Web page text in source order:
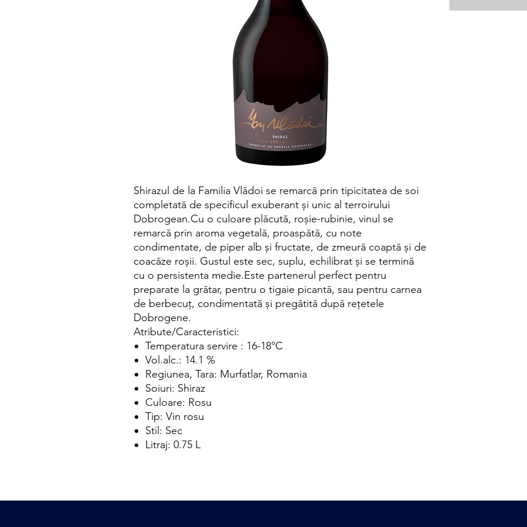
Shirazul de la Familia Vlădoi se remarcă prin tipicitatea de soi
completată de specificul exuberant și unic al terroirului
Dobrogean.Cu o culoare plăcută, roșie-rubinie, vinul se
remarcă prin aroma vegetală, proaspătă, cu note
condimentate, de piper alb și fructate, de zmeură coaptă și de
coacăze roșii. Gustul este sec, suplu, echilibrat și se termină
cu o persistenta medie.Este partenerul perfect pentru
preparate la grătar, pentru o tigaie picantă, sau pentru carnea
de berbecuț, condimentată și pregătită după rețetele
Dobrogene.
Atribute/Caracteristici:
Temperatura servire : 16-18°C
Vol.alc.: 14.1 %
Regiunea, Tara: Murfatlar, Romania
Soiuri: Shiraz
Culoare: Rosu
Tip: Vin rosu
Stil: Sec
Litraj: 0.75 L